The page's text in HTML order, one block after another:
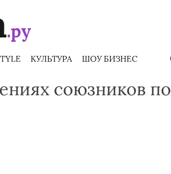
КУЛЬТУРА ШОУ БИЗНЕС
союзников по